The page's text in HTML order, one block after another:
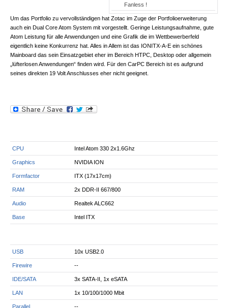
Fanless !
Um das Portfolio zu vervollständigen hat Zotac im Zuge der Portfolioerweiterung
auch ein Dual Core Atom System mit vorgestellt. Geringe Leistungsaufnahme, gute
Atom Leistung für alle Anwendungen und eine Grafik die im Wettbewerberfeld
eigentlich keine Konkurrenz hat. Alles in Allem ist das IONITX-A-E ein schönes
Mainboard das sein Einsatzgebiet eher im Bereich HTPC, Desktop oder allgemein
„lüfterlosen Anwendungen“ finden wird. Für den CarPC Bereich ist es aufgrund
seines direkten 19 Volt Anschlusses eher nicht geeignet.
CPU Intel Atom 330 2x1.6Ghz
Graphics NVIDIA ION
Formfactor ITX (17x17cm)
RAM 2x DDR-II 667/800
Audio Realtek ALC662
Base Intel ITX
USB 10x USB2.0
Firewire --
IDE/SATA 3x SATA-II, 1x eSATA
LAN 1x 10/100/1000 Mbit
Parallel --